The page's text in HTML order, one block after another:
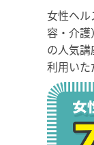
女性ヘ
容・介
の人気
利用いた